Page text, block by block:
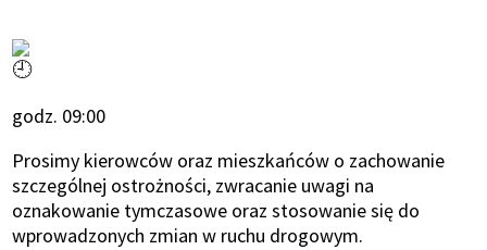
godz. 09:00
Prosimy kierowców oraz mieszkańców o zachowanie
szczególnej ostrożności, zwracanie uwagi na
oznakowanie tymczasowe oraz stosowanie się do
wprowadzonych zmian w ruchu drogowym.